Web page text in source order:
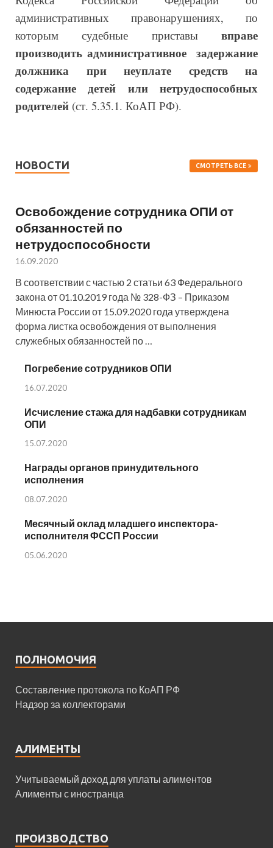
административных правонарушениях, по
которым судебные приставы вправе
производить административное задержание
должника при неуплате средств на
содержание детей или нетрудоспособных
родителей (ст. 5.35.1. КоАП РФ).
НОВОСТИ СМОТРЕТЬ ВСЕ
Освобождение сотрудника ОПИ от
обязанностей по
нетрудоспособности
16.09.2020
В соответствии с частью 2 статьи 63 Федерального
закона от 01.10.2019 года № 328-ФЗ – Приказом
Минюста России от 15.09.2020 года утверждена
форма листка освобождения от выполнения
служебных обязанностей по …
Погребение сотрудников ОПИ
16.07.2020
Исчисление стажа для надбавки сотрудникам
ОПИ
15.07.2020
Награды органов принудительного
исполнения
08.07.2020
Месячный оклад младшего инспектора-
исполнителя ФССП России
05.06.2020
ПОЛНОМОЧИЯ
Составление протокола по КоАП РФ
Надзор за коллекторами
АЛИМЕНТЫ
Учитываемый доход для уплаты алиментов
Алименты с иностранца
ПРОИЗВОДСТВО